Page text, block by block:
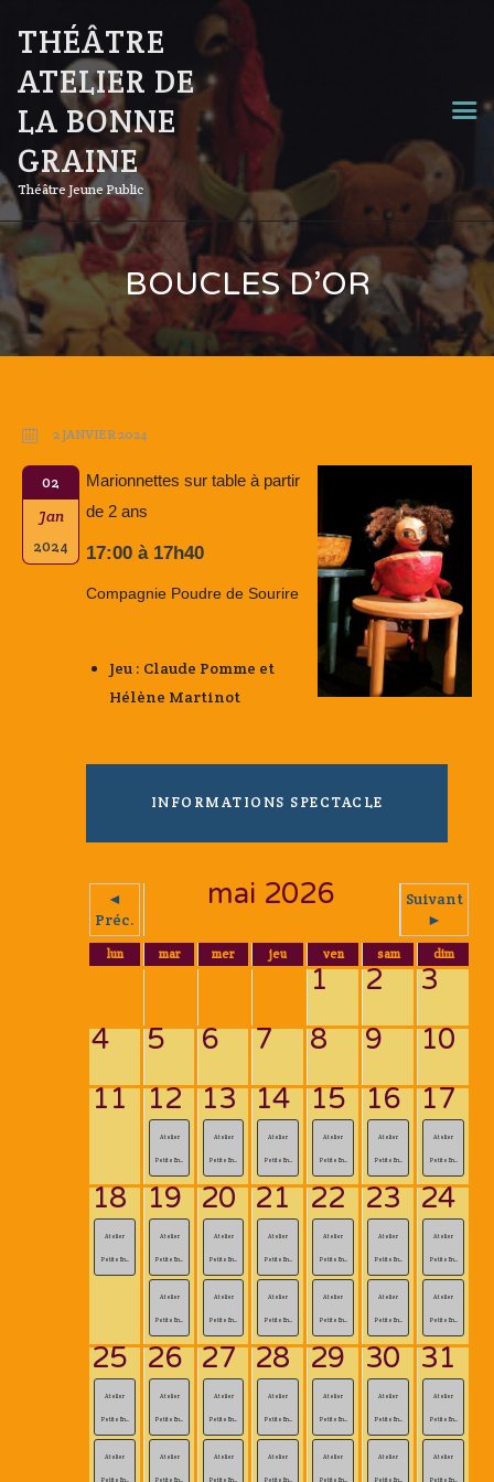
THÉÂTRE
ATELIER DE
LA BONNE
GRAINE
Théâtre Jeune Public
BOUCLES D’OR
2 JANVIER 2024
02
Jan
2024
Marionnettes sur table à partir
de 2 ans
17:00 à 17h40
Compagnie Poudre de Sourire
Jeu : Claude Pomme et
Hélène Martinot
INFORMATIONS SPECTACLE
◄
Préc.
mai 2026
Suivant
►
lun mar mer jeu ven sam dim
1 2
3
4
5 6 7 8 9
10
11 12
Atelier
Petite En...
13
Atelier
Petite En...
14
Atelier
Petite En...
15
Atelier
Petite En...
16
Atelier
Petite En...
17
Atelier
Petite En...
18
Atelier
Petite En...
19
Atelier
Petite En...
Atelier
Petite En...
20
Atelier
Petite En...
Atelier
Petite En...
21
Atelier
Petite En...
Atelier
Petite En...
22
Atelier
Petite En...
Atelier
Petite En...
23
Atelier
Petite En...
Atelier
Petite En...
24
Atelier
Petite En...
Atelier
Petite En...
25
Atelier
Petite En...
Atelier
Petite En...
26
Atelier
Petite En...
Atelier
Petite En...
27
Atelier
Petite En...
Atelier
Petite En...
28
Atelier
Petite En...
Atelier
Petite En...
29
Atelier
Petite En...
Atelier
Petite En...
30
Atelier
Petite En...
Atelier
Petite En...
31
Atelier
Petite En...
Atelier
Petite En...